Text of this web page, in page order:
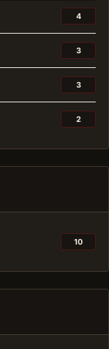
4
3
3
2
10